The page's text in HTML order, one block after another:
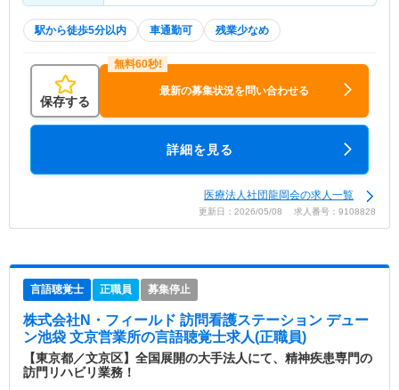
駅から徒歩5分以内 車通勤可 残業少なめ
保存する
最新の募集状況を問い合わせる
詳細を見る
医療法人社団龍岡会の求人一覧
更新日：2026/05/08 求人番号：9108828
言語聴覚士 正職員 募集停止
株式会社N・フィールド 訪問看護ステーション デュー
ン池袋 文京営業所の言語聴覚士求人(正職員)
【東京都／文京区】全国展開の大手法人にて、精神疾患専門の
訪門リハビリ業務！